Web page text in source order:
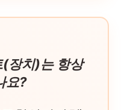
(장치)는 항상
요?